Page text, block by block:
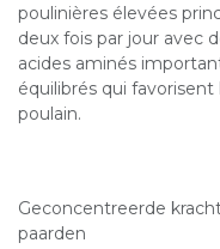
poulinières élevées
deux fois par jour avec
acides aminés
équilibrés qui
poulain.
Geconcentreerde
paarden